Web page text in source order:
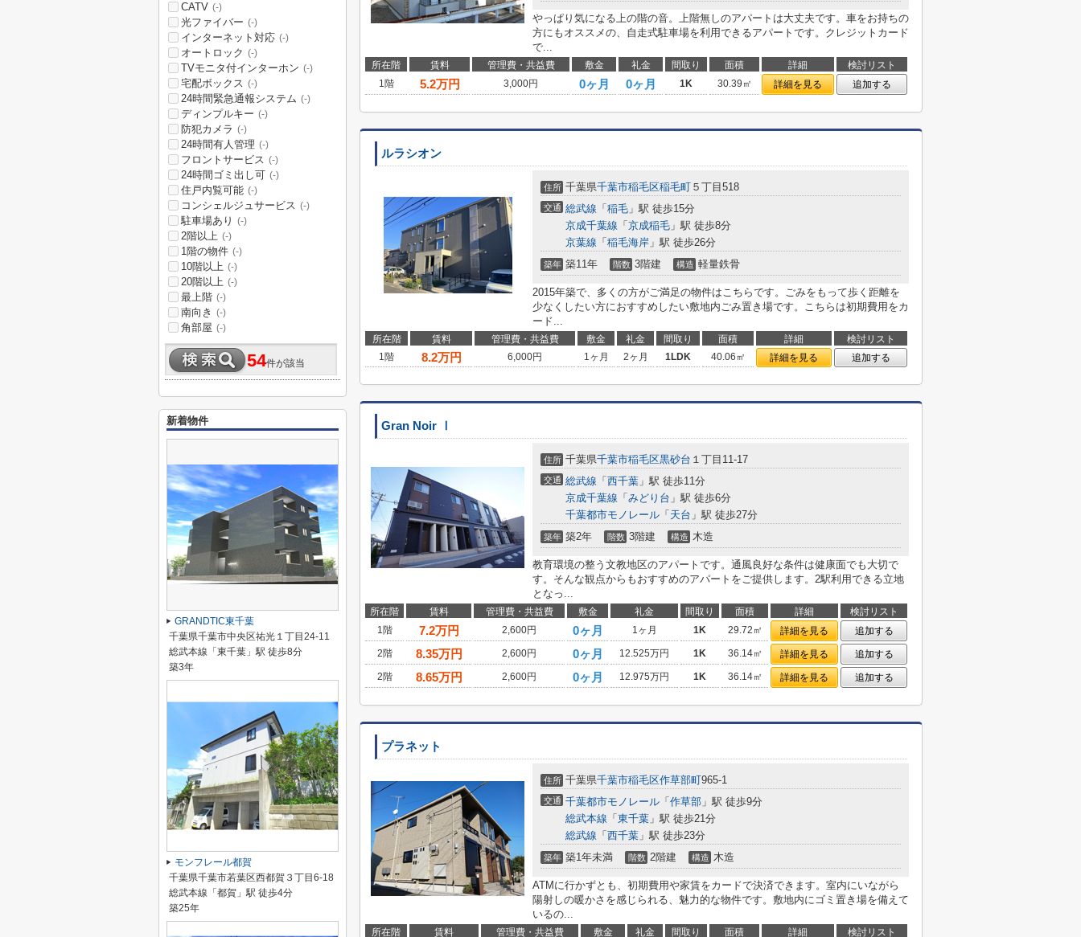
やっぱり気になる上の階の音。上階無しのアパートは大丈夫です。車をお持ちの
方にもオススメの、自走式駐車場を利用できるアパートです。クレジットカード
で...
所在階 賃料 管理費・共益費 敷金 礼金 間取り 面積 詳細
検討リスト
1階
5.2万円 3,000円 0ヶ月 0ヶ月 1K 30.39㎡ 詳細を見る 追加する
ルラシオン
住所 千葉県千葉市稲毛区稲毛町 ５丁目518
交通 総武線 「 稲毛 」駅 徒歩15分
京成千葉線 「 京成稲毛 」駅 徒歩8分
京葉線 「 稲毛海岸 」駅 徒歩26分
築年 築11年 階数 3階建 構造 軽量鉄骨
2015年築で、多くの方がご満足の物件はこちらです。ごみをもって歩く距離を
少なくしたい方におすすめしたい敷地内ごみ置き場です。こちらは初期費用をカ
ード...
所在階 賃料 管理費・共益費 敷金 礼金 間取り 面積 詳細
検討リスト
1階
8.2万円 6,000円 1ヶ月 2ヶ月 1LDK 40.06㎡ 詳細を見る 追加する
Gran Noir Ⅰ
住所 千葉県千葉市稲毛区黒砂台 １丁目11-17
交通 総武線 「 西千葉 」駅 徒歩11分
京成千葉線 「 みどり台 」駅 徒歩6分
千葉都市モノレール 「 天台 」駅 徒歩27分
築年 築2年 階数 3階建 構造 木造
教育環境の整う文教地区のアパートです。通風良好な条件は健康面でも大切で
す。そんな観点からもおすすめのアパートをご提供します。2駅利用できる立地
となっ...
所在階 賃料 管理費・共益費 敷金 礼金 間取り 面積 詳細
検討リスト
1階
7.2万円 2,600円 0ヶ月 1ヶ月 1K 29.72㎡ 詳細を見る
追加する
2階
8.35万円 2,600円 0ヶ月 12.525万円 1K 36.14㎡ 詳細を見る
追加する
2階
8.65万円 2,600円 0ヶ月 12.975万円 1K 36.14㎡ 詳細を見る 追加する
プラネット
住所 千葉県千葉市稲毛区作草部町965-1
交通 千葉都市モノレール 「 作草部 」駅 徒歩9分
総武本線 「 東千葉 」駅 徒歩21分
総武線 「 西千葉 」駅 徒歩23分
築年 築1年未満 階数 2階建 構造 木造
ATMに行かずとも、初期費用や家賃をカードで決済できます。室内にいながら
陽射しの暖かさを感じられる、魅力的な物件です。敷地内にゴミ置き場を備えて
いるの...
所在階 賃料 管理費・共益費 敷金 礼金 間取り 面積 詳細 検討リスト
CATV (-)
光ファイバー (-)
インターネット対応 (-)
オートロック (-)
TVモニタ付インターホン (-)
宅配ボックス (-)
24時間緊急通報システム (-)
ディンプルキー (-)
防犯カメラ (-)
24時間有人管理 (-)
フロントサービス (-)
24時間ゴミ出し可 (-)
住戸内覧可能 (-)
コンシェルジュサービス (-)
駐車場あり (-)
2階以上 (-)
1階の物件 (-)
10階以上 (-)
20階以上 (-)
最上階 (-)
南向き (-)
角部屋 (-)
54件が該当
新着物件
GRANDTIC東千葉
千葉県千葉市中央区祐光１丁目24-11
総武本線「東千葉」駅 徒歩8分
築3年
モンフレール都賀
千葉県千葉市若葉区西都賀３丁目6-18
総武本線「都賀」駅 徒歩4分
築25年